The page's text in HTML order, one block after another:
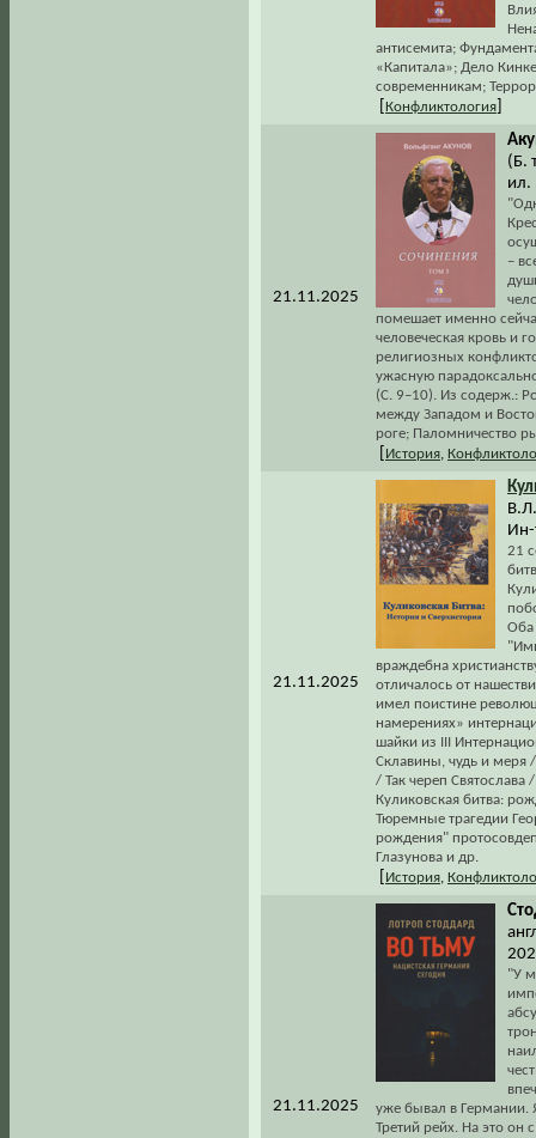
антисемита;
«Капитала»; Дело
современникам;
Конфликтология
21.11.2025
(Б.
ил.
–
помешает именно
человеческая кровь и
религиозных
ужасную
(С. 9–10). Из содерж.:
между Западом и
роге; Паломничество
История
21.11.2025
Ин-
21
Оба
враждебна
отличалось от
имел поистине
намерениях»
шайки из III
Склавины, чудь и меря
/ Так череп
Куликовская битва:
Тюремные трагедии
рождения"
Глазунова и др.
История
21.11.2025
"У
уже бывал в Германии.
Третий рейх. На это он